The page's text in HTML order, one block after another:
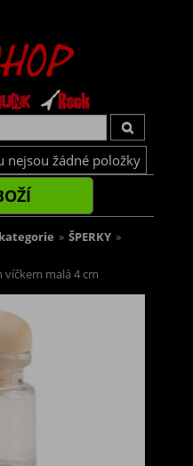
nejsou žádné položky
» ŠPERKY »
víčkem malá 4 cm